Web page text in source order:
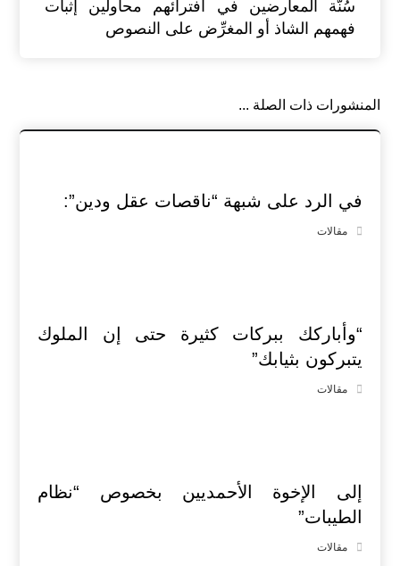
سُنَّة المعارضين في افترائهم محاولين إثبات
فهمهم الشاذ أو المغرِّض على النصوص
المنشورات ذات الصلة ...
في الرد على شبهة “ناقصات عقل ودين”:
مقالات
“وأباركك ببركات كثيرة حتى إن الملوك
يتبركون بثيابك”
مقالات
إلى الإخوة الأحمديين بخصوص “نظام
الطيبات”
مقالات